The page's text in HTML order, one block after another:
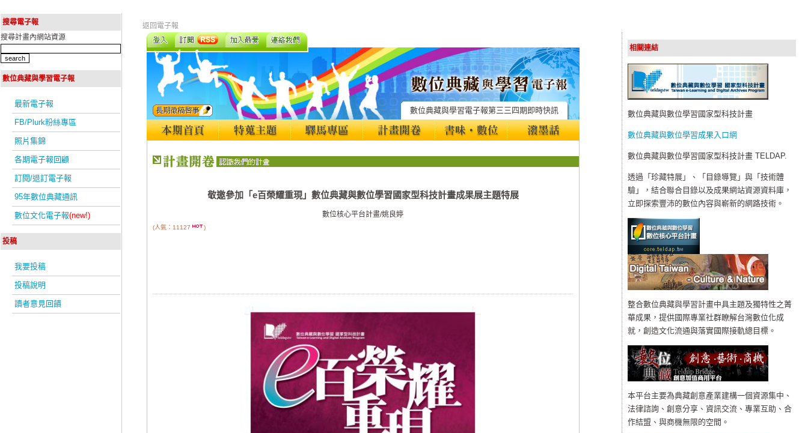
搜尋電子報
搜尋計畫內網站資源
數位典藏與學習電子報
最新電子報
FB/Plurk粉絲專區
照片集錦
各期電子報回顧
訂閱/退訂電子報
95年數位典藏通訊
數位文化電子報(new!)
投稿
我要投稿
投稿說明
讀者意見回饋
返回電子報
相關連結
數位典藏與數位學習國家型科技計畫
數位典藏與數位學習成果入口網
數位典藏與數位學習國家型科技計畫 TELDAP.
透過「珍藏特展」、「目錄導覽」與「技術體
驗」，結合聯合目錄以及成果網站資源資料庫，
立即探索豐沛的數位內容與嶄新的網路技術。
整合數位典藏與學習計畫中具主題及獨特性之菁
華成果，提供國際專業社群瞭解台灣數位化成
就，創造文化流通與落實國際接軌總目標。
本平台主要為典藏創意產業建構一個資源集中、
法律諮詢、創意分享、資訊交流、專業互助、合
作結盟、與商機無限的空間。
數位典藏與學習電子報第三三四期即時快訊
敬邀參加「e百榮耀重現」數位典藏與數位學習國家型科技計畫成果展主題特展
數位核心平台計畫/姚良婷
(人氣：11127 )